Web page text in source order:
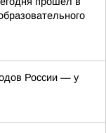
России — у